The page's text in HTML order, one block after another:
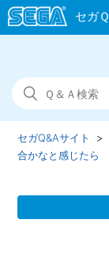
セガQ&Aサイト
合かなと感じたら